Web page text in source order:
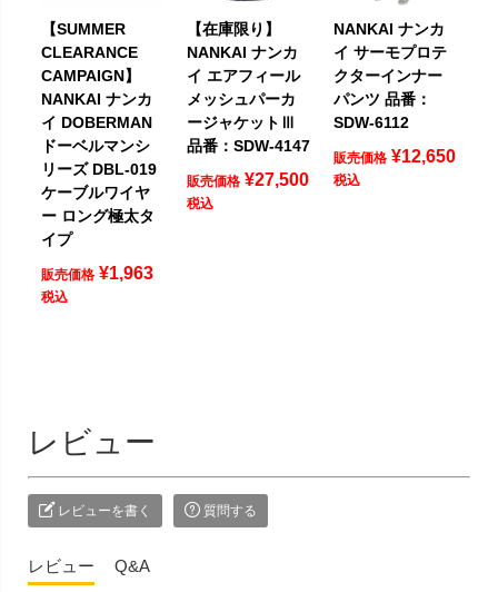
【SUMMER
CLEARANCE
CAMPAIGN】
NANKAI ナンカ
イ DOBERMAN
ドーベルマンシ
リーズ DBL-019
ケーブルワイヤ
ー ロング極太タ
イプ
販売価格 ¥1,963
税込
【在庫限り】
NANKAI ナンカ
イ エアフィール
メッシュパーカ
ージャケットⅢ
品番：SDW-4147
販売価格 ¥27,500
税込
NANKAI ナンカ
イ サーモプロテ
クターインナー
パンツ 品番：
SDW-6112
販売価格 ¥12,650
税込
レビュー
レビューを書く 質問する
レビュー Q&A